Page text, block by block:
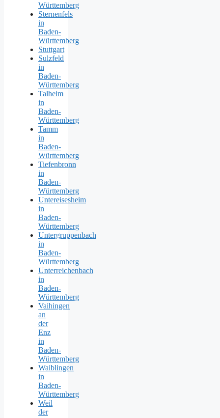
Württemberg
Sternenfels
in
Baden-
Württemberg
Stuttgart
Sulzfeld
in
Baden-
Württemberg
Talheim
in
Baden-
Württemberg
Tamm
in
Baden-
Württemberg
Tiefenbronn
in
Baden-
Württemberg
Untereisesheim
in
Baden-
Württemberg
Untergruppenbach
in
Baden-
Württemberg
Unterreichenbach
in
Baden-
Württemberg
Vaihingen
an
der
Enz
in
Baden-
Württemberg
Waiblingen
in
Baden-
Württemberg
Weil
der